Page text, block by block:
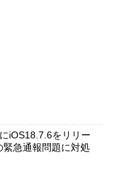
iOS18.7.6をリリー
緊急通報問題に対処